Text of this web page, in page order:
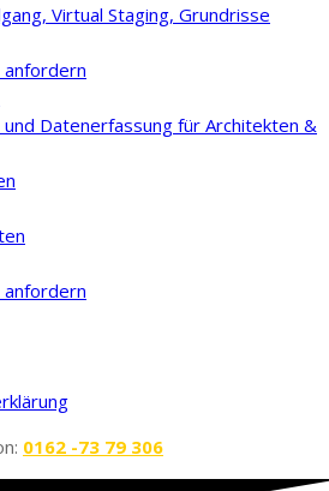
Virtual Staging, Grundrisse
und Datenerfassung für Architekten &
0162 -73 79 306